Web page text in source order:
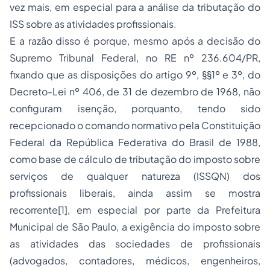
vez mais, em especial para a análise da tributação do
ISS sobre as atividades profissionais.
E a razão disso é porque, mesmo após a decisão do
Supremo Tribunal Federal, no RE nº 236.604/PR,
fixando que as disposições do artigo 9º, §§1º e 3º, do
Decreto-Lei nº 406, de 31 de dezembro de 1968, não
configuram isenção, porquanto, tendo sido
recepcionado o comando normativo pela Constituição
Federal da República Federativa do Brasil de 1988,
como base de cálculo de tributação do imposto sobre
serviços de qualquer natureza (ISSQN) dos
profissionais liberais, ainda assim se mostra
recorrente[1], em especial por parte da Prefeitura
Municipal de São Paulo, a exigência do imposto sobre
as atividades das sociedades de profissionais
(advogados, contadores, médicos, engenheiros,